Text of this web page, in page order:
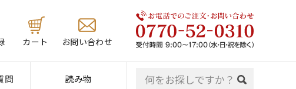
カート お問い合わせ
問 読み物